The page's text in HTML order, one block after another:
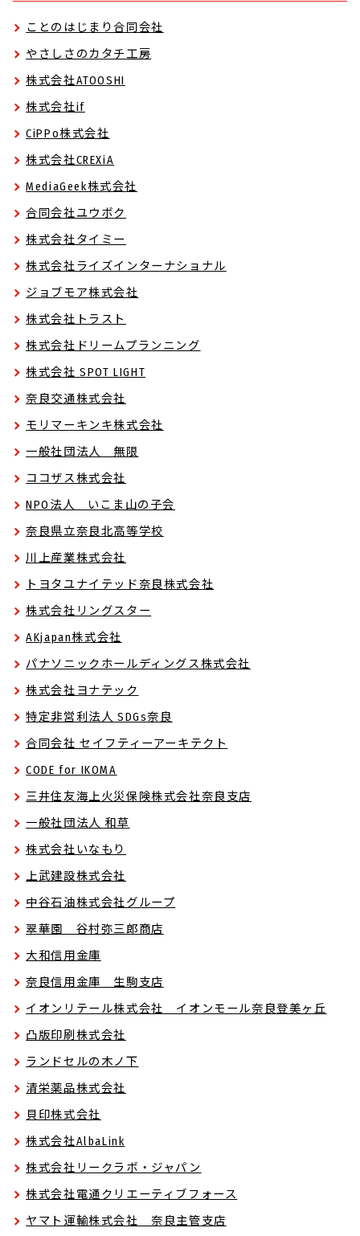
ことのはじまり合同会社
やさしさのカタチ工房
株式会社ATOOSHI
株式会社if
CiPPo株式会社
株式会社CREXiA
MediaGeek株式会社
合同会社ユウボク
株式会社タイミー
株式会社ライズインターナショナル
ジョブモア株式会社
株式会社トラスト
株式会社ドリームプランニング
株式会社 SPOT LIGHT
奈良交通株式会社
モリマーキンキ株式会社
一般社団法人 無限
ココザス株式会社
NPO法人 いこま山の子会
奈良県立奈良北高等学校
川上産業株式会社
トヨタユナイテッド奈良株式会社
株式会社リングスター
AKjapan株式会社
パナソニックホールディングス株式会社
株式会社ヨナテック
特定非営利法人 SDGs奈良
合同会社 セイフティーアーキテクト
CODE for IKOMA
三井住友海上火災保険株式会社奈良支店
一般社団法人 和草
株式会社いなもり
上武建設株式会社
中谷石油株式会社グループ
翠華園 谷村弥三郎商店
大和信用金庫
奈良信用金庫 生駒支店
イオンリテール株式会社 イオンモール奈良登美ヶ丘
凸版印刷株式会社
ランドセルの木ノ下
清栄薬品株式会社
貝印株式会社
株式会社AlbaLink
株式会社リークラボ・ジャパン
株式会社電通クリエーティブフォース
ヤマト運輸株式会社 奈良主管支店